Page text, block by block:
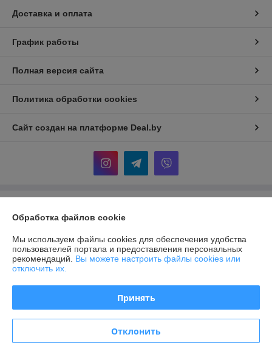
Доставка и оплата
График работы
Полная версия сайта
Политика обработки cookies
Сайт создан на платформе Deal.by
220004 г. Минск, ул. Раковская, д. 32, офис 6
Регистрационный номер ЕГР: 193372328
Регистрационный орган: Мингорисполком
Местонахождение книги жалоб и предложений: 220004, г. Минск, ул.
Обработка файлов cookie
Мы используем файлы cookies для обеспечения удобства
пользователей портала и предоставления персональных
рекомендаций. Вы можете настроить файлы cookies или
отключить их.
Принять
Отклонить